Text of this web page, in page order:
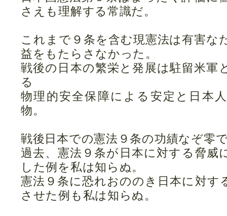
さえも理解する常識だ。
これまで９条を含む現憲法は有害な
益をもたらさなかった。
戦後の日本の繁栄と発展は駐留米軍
る
物理的安全保障による安定と日本
物。
戦後日本での憲法９条の功績なぞ零
過去、憲法９条が日本に対する脅威
した例を私は知らぬ。
憲法９条に恐れおののき日本に対す
させた例も私は知らぬ。